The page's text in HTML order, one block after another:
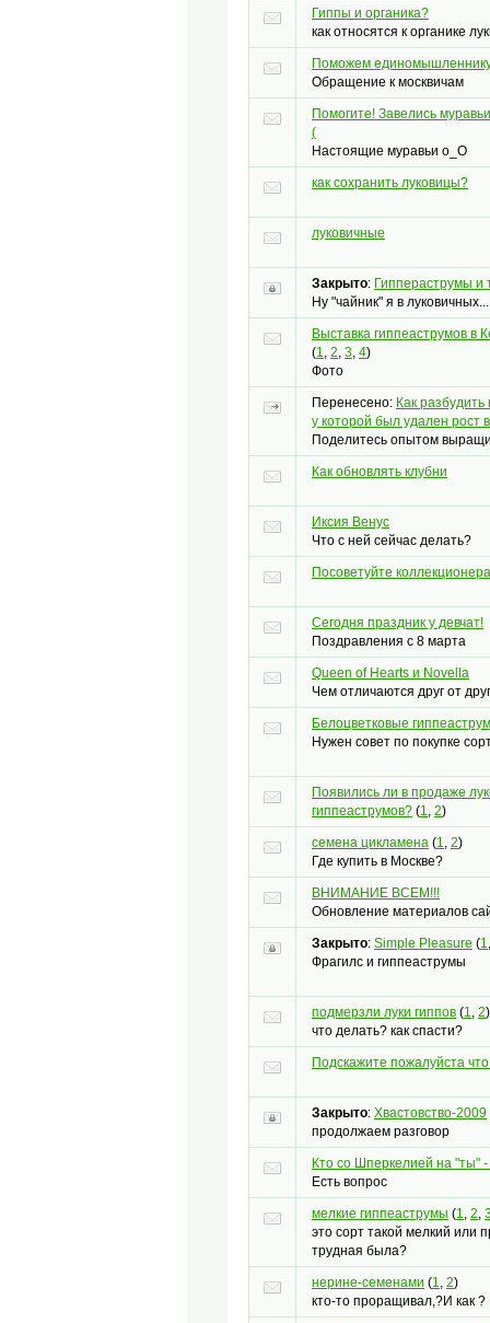
Гиппы и органика?
как относятся к органике
Поможем
Обращение к москвичам
Помогите! Завелись
(
Настоящие муравьи о_О
как сохранить луковицы?
луковичные
Закрыто: Гиппераструмы и
Ну "чайник" я в
Выставка гиппеаструмов в
(1, 2, 3, 4)
Фото
Перенесено: Как разбудить
у которой был удален рост
Поделитесь опытом
Как обновлять клубни
Иксия Венус
Что с ней сейчас делать?
Посоветуйте
Ceгодня праздник у девчат!
Поздравления с 8 марта
Queen of Hearts и Novella
Чем отличаются друг от
Белоцветковые
Нужен совет по покупке
Появились ли в продаже
гиппеаструмов? (1, 2)
семена цикламена (1, 2)
Где купить в Москве?
ВНИМАНИЕ ВСЕМ!!!
Обновление материалов
Закрыто: Simple Pleasure (1
Фрагилс и гиппеаструмы
подмерзли луки гиппов (1, 2)
что делать? как спасти?
Подскажите пожалуйста
Закрыто: Хвастовство-2009
продолжаем разговор
Кто со Шперкелией на "ты"
Есть вопрос
мелкие гиппеаструмы (1, 2,
это сорт такой мелкий или
трудная была?
нерине-семенами (1, 2)
кто-то проращивал,?И как ?